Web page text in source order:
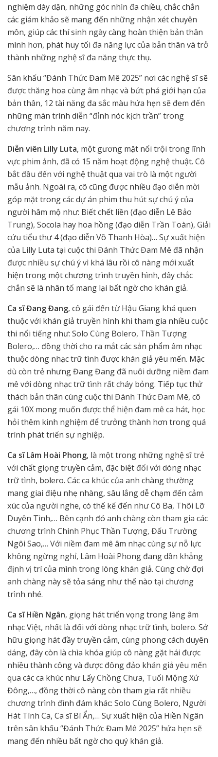
nghiệm dày dặn, những góc nhìn đa chiều, chắc chắn
các giám khảo sẽ mang đến những nhận xét chuyên
môn, giúp các thí sinh ngày càng hoàn thiện bản thân
mình hơn, phát huy tối đa năng lực của bản thân và trở
thành những nghệ sĩ đa năng thực thụ.
Sân khấu “Đánh Thức Đam Mê 2025” nơi các nghệ sĩ sẽ
được thăng hoa cùng âm nhạc và bứt phá giới hạn của
bản thân, 12 tài năng đa sắc màu hứa hẹn sẽ đem đến
những màn trình diễn “đỉnh nóc kịch trần” trong
chương trình năm nay.
Diễn viên Lilly Luta, một gương mặt nổi trội trong lĩnh
vực phim ảnh, đã có 15 năm hoạt động nghệ thuật. Cô
bắt đầu đến với nghệ thuật qua vai trò là một người
mẫu ảnh. Ngoài ra, cô cũng được nhiều đạo diễn mời
góp mặt trong các dự án phim thu hút sự chú ý của
người hâm mộ như: Biết chết liền (đạo diễn Lê Bảo
Trung), Socola hay hoa hồng (đạo diễn Trần Toàn), Giải
cứu tiểu thư 4 (đạo diễn Võ Thanh Hòa)… Sự xuất hiện
của Lilly Luta tại cuộc thi Đánh Thức Đam Mê đã nhận
được nhiều sự chú ý vì khá lâu rồi cô nàng mới xuất
hiện trong một chương trình truyền hình, đây chắc
chắn sẽ là nhân tố mang lại bất ngờ cho khán giả.
Ca sĩ Đang Đang, cô gái đến từ Hậu Giang khá quen
thuộc với khán giả truyền hình khi tham gia nhiều cuộc
thi nổi tiếng như: Solo Cùng Bolero, Thần Tượng
Bolero,… đồng thời cho ra mắt các sản phẩm âm nhạc
thuộc dòng nhạc trữ tình được khán giả yêu mến. Mặc
dù còn trẻ nhưng Đang Đang đã nuôi dưỡng niềm đam
mê với dòng nhạc trữ tình rất cháy bỏng. Tiếp tục thử
thách bản thân cùng cuộc thi Đánh Thức Đam Mê, cô
gái 10X mong muốn được thể hiện đam mê ca hát, học
hỏi thêm kinh nghiệm để trưởng thành hơn trong quá
trình phát triển sự nghiệp.
Ca sĩ Lâm Hoài Phong, là một trong những nghệ sĩ trẻ
với chất giọng truyền cảm, đặc biệt đối với dòng nhạc
trữ tình, bolero. Các ca khúc của anh chàng thường
mang giai điệu nhẹ nhàng, sâu lắng dễ chạm đến cảm
xúc của người nghe, có thể kể đến như Cô Ba, Thôi Lỡ
Duyên Tình,… Bên cạnh đó anh chàng còn tham gia các
chương trình Chinh Phục Thần Tượng, Đấu Trường
Ngôi Sao,… Với niềm đam mê âm nhạc cùng sự nỗ lực
không ngừng nghỉ, Lâm Hoài Phong đang dần khẳng
định vị trí của mình trong lòng khán giả. Cùng chờ đợi
anh chàng này sẽ tỏa sáng như thế nào tại chương
trình nhé.
Ca sĩ Hiền Ngân, giọng hát triển vọng trong làng âm
nhạc Việt, nhất là đối với dòng nhạc trữ tình, bolero. Sở
hữu giọng hát đầy truyền cảm, cùng phong cách duyên
dáng, đây còn là chìa khóa giúp cô nàng gặt hái được
nhiều thành công và được đông đảo khán giả yêu mến
qua các ca khúc như Lấy Chồng Chưa, Tuổi Mộng Xứ
Đông,…, đồng thời cô nàng còn tham gia rất nhiều
chương trình đình đám khác: Solo Cùng Bolero, Người
Hát Tình Ca, Ca sĩ Bí Ẩn,… Sự xuất hiện của Hiền Ngân
trên sân khấu “Đánh Thức Đam Mê 2025” hứa hẹn sẽ
mang đến nhiều bất ngờ cho quý khán giả.